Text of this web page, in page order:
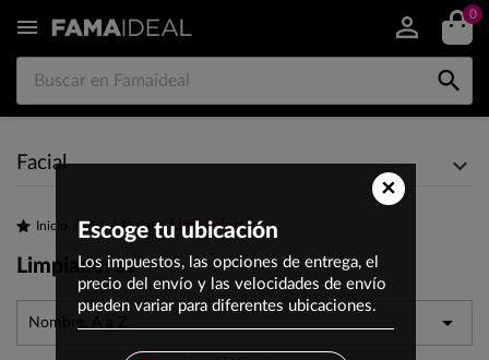
 0

Facial
Inicio Piel Facial Limpiadores
Limpiadores
Nombre, A a Z 
×
Escoge tu ubicación
Los impuestos, las opciones de entrega, el
precio del envío y las velocidades de envío
pueden variar para diferentes ubicaciones.